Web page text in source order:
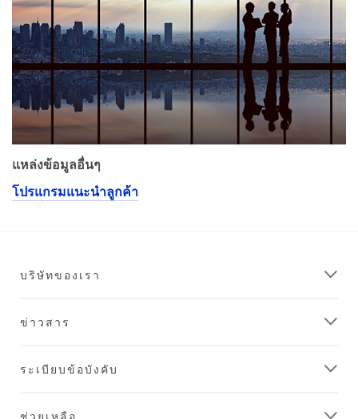
แหล่งข้อมูลอื่นๆ
โปรแกรมแนะนำลูกค้า
บริษัทของเรา
ข่าวสาร
ระเบียบข้อบังคับ